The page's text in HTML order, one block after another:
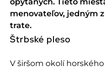
menovateľov, jedným
trate.
Štrbské pleso
V širšom okolí horského